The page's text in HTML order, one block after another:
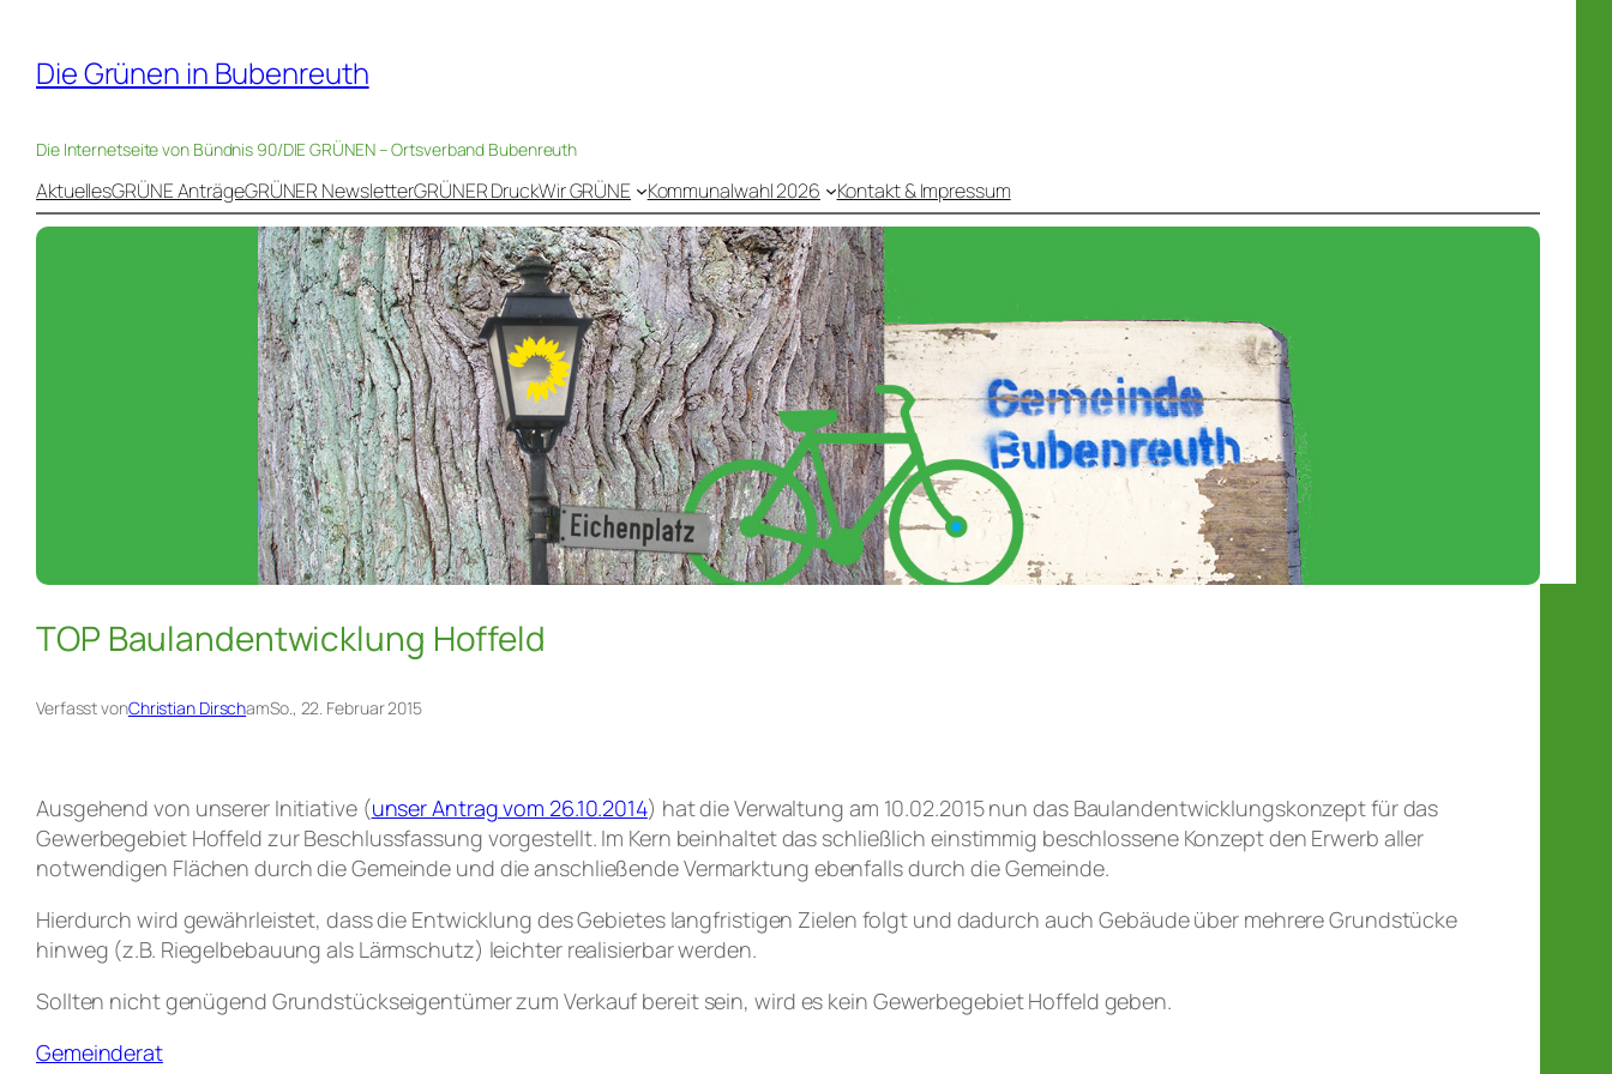
Die Grünen in Bubenreuth
Die Internetseite von Bündnis 90/DIE GRÜNEN – Ortsverband Bubenreuth
AktuellesGRÜNE AnträgeGRÜNER NewsletterGRÜNER DruckWir GRÜNE Kommunalwahl 2026 Kontakt & Impressum
TOP Baulandentwicklung Hoffeld
Verfasst vonChristian DirschamSo., 22. Februar 2015
Ausgehend von unserer Initiative (unser Antrag vom 26.10.2014) hat die Verwaltung am 10.02.2015 nun das Baulandentwicklungskonzept für das
Gewerbegebiet Hoffeld zur Beschlussfassung vorgestellt. Im Kern beinhaltet das schließlich einstimmig beschlossene Konzept den Erwerb aller
notwendigen Flächen durch die Gemeinde und die anschließende Vermarktung ebenfalls durch die Gemeinde.
Hierdurch wird gewährleistet, dass die Entwicklung des Gebietes langfristigen Zielen folgt und dadurch auch Gebäude über mehrere Grundstücke
hinweg (z.B. Riegelbebauung als Lärmschutz) leichter realisierbar werden.
Sollten nicht genügend Grundstückseigentümer zum Verkauf bereit sein, wird es kein Gewerbegebiet Hoffeld geben.
Gemeinderat